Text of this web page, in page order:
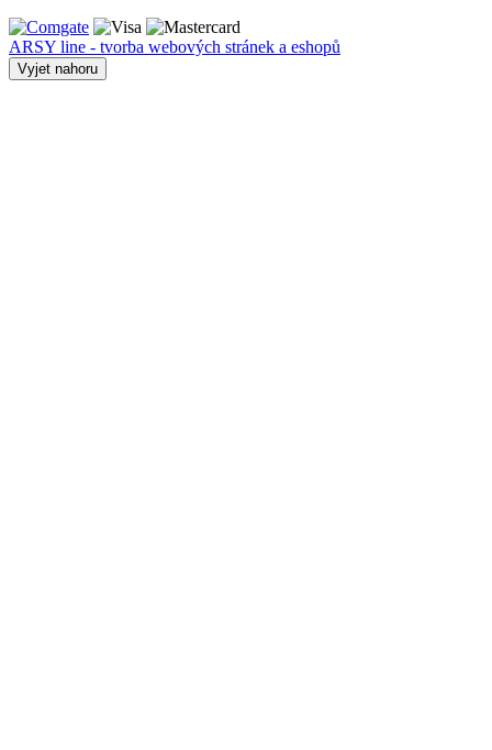
ARSY line - tvorba webových stránek a eshopů
Vyjet nahoru